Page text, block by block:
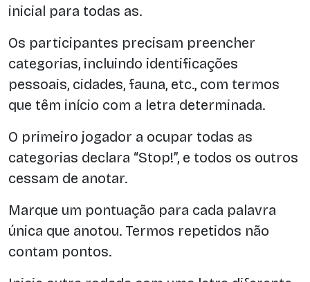
inicial para todas as.
Os participantes precisam preencher
categorias, incluindo identificações
pessoais, cidades, fauna, etc., com termos
que têm início com a letra determinada.
O primeiro jogador a ocupar todas as
categorias declara “Stop!”, e todos os outros
cessam de anotar.
Marque um pontuação para cada palavra
única que anotou. Termos repetidos não
contam pontos.